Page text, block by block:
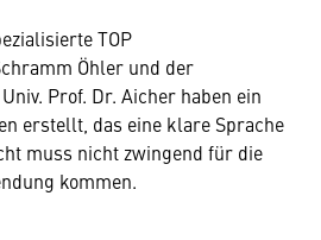
TOP
Öhler und der
Prof. Dr. Aicher haben ein
erstellt, das eine klare Sprache
muss nicht zwingend für die
kommen.
Zustimmung
gerne einen externen
benötigen wir allerdings
Ihr Browser